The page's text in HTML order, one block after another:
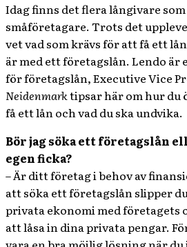
Idag finns det flera långivare
småföretagare. Trots det
vet vad som krävs för att få ett
är med ett företagslån. Lendo är
för företagslån, Executive Vice
Neidenmarktipsar här om hur du
få ett lån och vad du ska undvika.
Bör jag söka ett företagslån
egen ficka?
– Är ditt företag i behov av
att söka ett företagslån slipper
privata ekonomi med företagets
att låsa in dina privata pengar.